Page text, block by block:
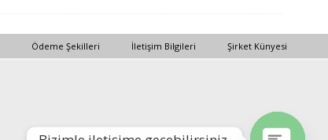
Ödeme Şekilleri İletişim Bilgileri Şirket Künyesi